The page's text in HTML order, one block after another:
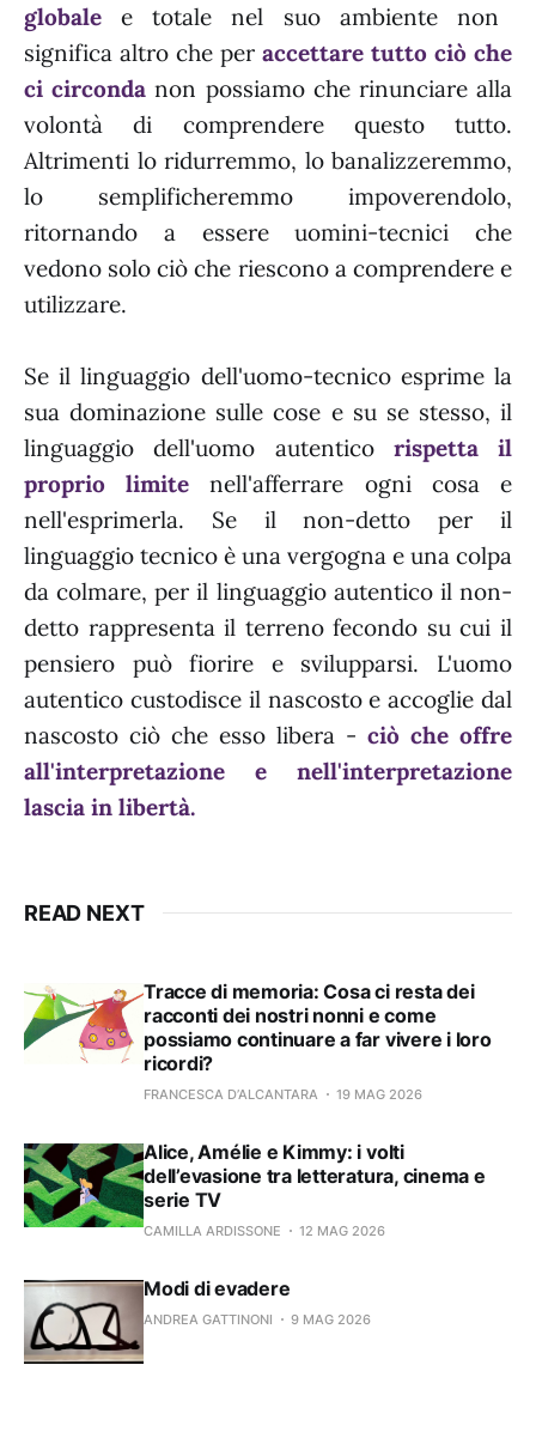
globale e totale nel suo ambiente non
significa altro che per accettare tutto ciò che
ci circonda non possiamo che rinunciare alla
volontà di comprendere questo tutto.
Altrimenti lo ridurremmo, lo banalizzeremmo,
lo semplificheremmo impoverendolo,
ritornando a essere uomini-tecnici che
vedono solo ciò che riescono a comprendere e
utilizzare.
Se il linguaggio dell'uomo-tecnico esprime la
sua dominazione sulle cose e su se stesso, il
linguaggio dell'uomo autenticorispetta il
proprio limite nell'afferrare ogni cosa e
nell'esprimerla. Se il non-detto per il
linguaggio tecnico è una vergogna e una colpa
da colmare, per il linguaggio autentico il non-
detto rappresenta il terreno fecondo su cui il
pensiero può fiorire e svilupparsi. L'uomo
autentico custodisce il nascosto e accoglie dal
nascosto ciò che esso libera - ciò che offre
all'interpretazione e nell'interpretazione
lascia in libertà.
READ NEXT
Tracce di memoria: Cosa ci resta dei
racconti dei nostri nonni e come
possiamo continuare a far vivere i loro
ricordi?
FRANCESCA D’ALCANTARA 19 MAG 2026
Alice, Amélie e Kimmy: i volti
dell’evasione tra letteratura, cinema e
serie TV
CAMILLA ARDISSONE 12 MAG 2026
Modi di evadere
ANDREA GATTINONI 9 MAG 2026